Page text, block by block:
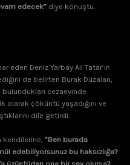
edecek” diye konuştu.
eden Deniz Yarbay Ali Tatar’ın
de belirten Burak Düzalan,
cezaevinde
olarak çöküntü yaşadığını ve
dile getirdi.
kendilerine, ”Ben burada
edebiliyorsunuz bu haksızlığa?